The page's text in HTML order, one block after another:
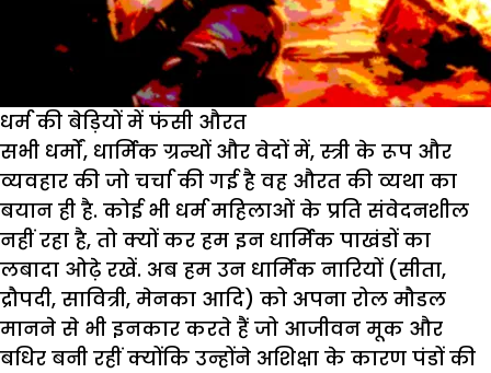
धर्म की बेड़ियों में फंसी औरत
सभी धर्मों, धार्मिक ग्रन्थों और वेदों में, स्त्री के रूप और
व्यवहार की जो चर्चा की गई है वह औरत की व्यथा का
बयान ही है. कोई भी धर्म महिलाओं के प्रति संवेदनशील
नहीं रहा है, तो क्यों कर हम इन धार्मिक पाखंडों का
लबादा ओढ़े रखें. अब हम उन धार्मिक नारियों (सीता,
द्रौपदी, सावित्री, मेनका आदि) को अपना रोल मौडल
मानने से भी इनकार करते हैं जो आजीवन मूक और
बधिर बनी रहीं क्योंकि उन्होंने अशिक्षा के कारण पंडों की